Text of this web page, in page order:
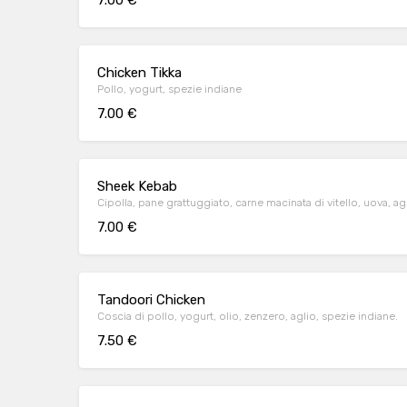
Chicken Tikka
Pollo, yogurt, spezie indiane
7.00 €
Sheek Kebab
Cipolla, pane grattuggiato, carne macinata di vitello, uova,
7.00 €
Tandoori Chicken
Coscia di pollo, yogurt, olio, zenzero, aglio, spezie indiane.
7.50 €